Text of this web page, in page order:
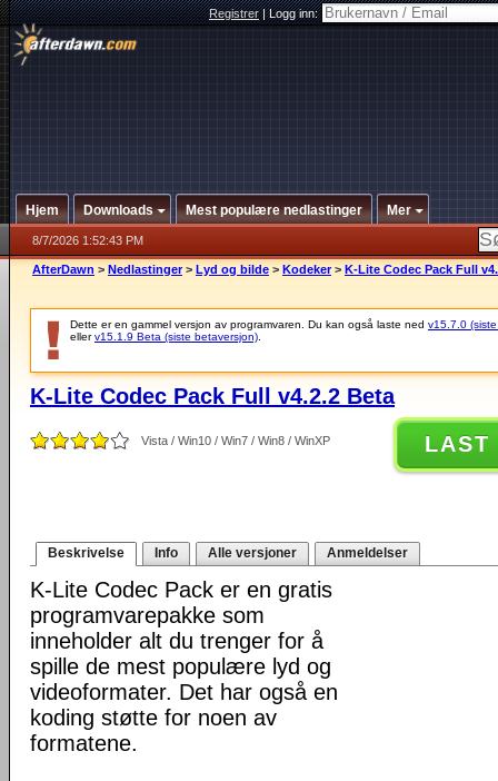
Registrer|Logg inn:
Hjem Downloads Mest populære nedlastinger Mer
8/7/2026 1:52:43 PM
AfterDawn > Nedlastinger > Lyd og bilde > Kodeker > K-Lite Codec Pack Full
Dette er en gammel versjon av programvaren. Du kan også laste ned v15.7.0
ellerv15.1.9 Beta (siste betaversjon)
K-Lite Codec Pack Full v4.2.2 Beta
Vista / Win10 / Win7 / Win8 / WinXP LAST
Beskrivelse Info Alle versjoner Anmeldelser
K-Lite Codec Pack er en gratis
programvarepakke som
inneholder alt du trenger for å
spille de mest populære lyd og
videoformater. Det har også en
koding støtte for noen av
formatene.